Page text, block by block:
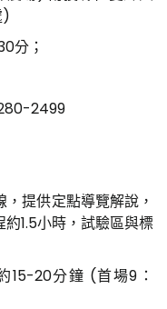
)
分；
2499
提供定點導覽解說，
1.5小時，試驗區與標
15-20分鐘 (首場9：